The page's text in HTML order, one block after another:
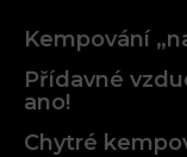
Kempování
Přídavné
ano!
Chytré